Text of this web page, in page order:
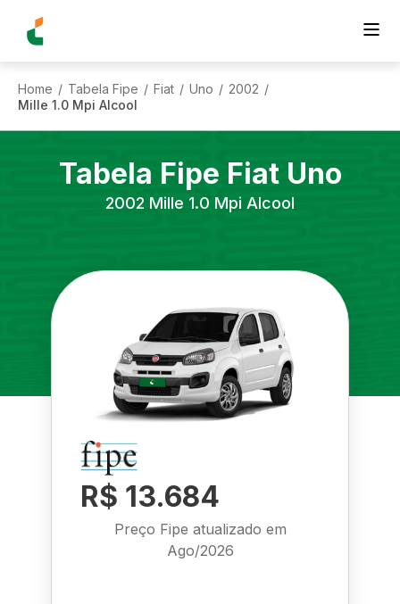
Home / Tabela Fipe / Fiat / Uno / 2002 /
Mille 1.0 Mpi Alcool
Tabela Fipe Fiat Uno
2002 Mille 1.0 Mpi Alcool
R$ 13.684
Preço Fipe atualizado em
Ago/2026